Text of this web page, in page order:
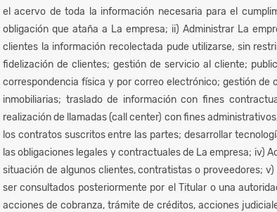
el acervo de toda la información necesaria para el
obligación que ataña a La empresa; ii) Administrar La
clientes la información recolectada pude utilizarse, sin
fidelización de clientes; gestión de servicio al cliente;
correspondencia física y por correo electrónico; gestión
inmobiliarias; traslado de información con fines
realización de llamadas (call center) con fines
los contratos suscritos entre las partes; desarrollar
las obligaciones legales y contractuales de La empresa; iv)
situación de algunos clientes, contratistas o proveedores;
ser consultados posteriormente por el Titular o una
acciones de cobranza, trámite de créditos, acciones